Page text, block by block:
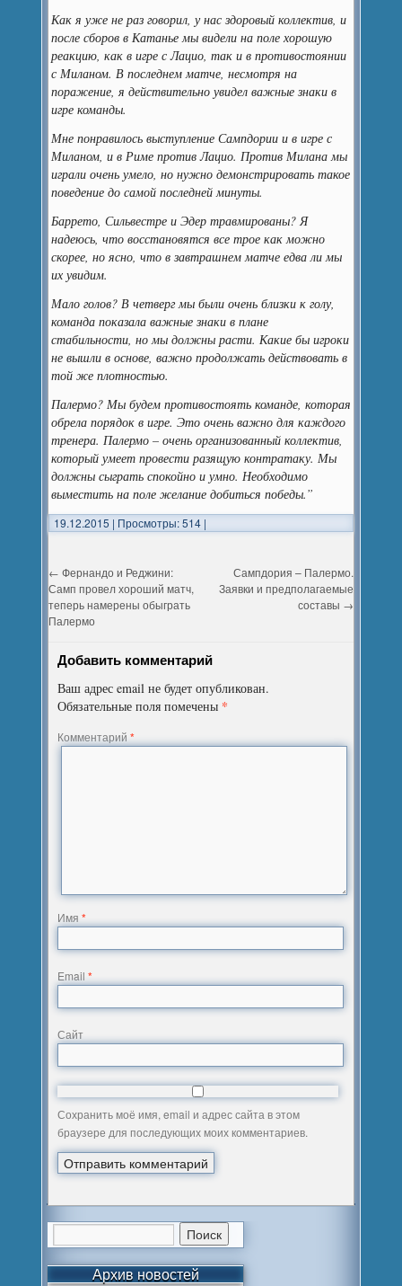
Как я уже не раз говорил, у нас здоровый коллектив, и
после сборов в Катанье мы видели на поле хорошую
реакцию, как в игре с Лацио, так и в противостоянии
с Миланом. В последнем матче, несмотря на
поражение, я действительно увидел важные знаки в
игре команды.
Мне понравилось выступление Сампдории и в игре с
Миланом, и в Риме против Лацио. Против Милана мы
играли очень умело, но нужно демонстрировать такое
поведение до самой последней минуты.
Баррето, Сильвестре и Эдер травмированы? Я
надеюсь, что восстановятся все трое как можно
скорее, но ясно, что в завтрашнем матче едва ли мы
их увидим.
Мало голов? В четверг мы были очень близки к голу,
команда показала важные знаки в плане
стабильности, но мы должны расти. Какие бы игроки
не вышли в основе, важно продолжать действовать в
той же плотностью.
Палермо? Мы будем противостоять команде, которая
обрела порядок в игре. Это очень важно для каждого
тренера. Палермо – очень организованный коллектив,
который умеет провести разящую контратаку. Мы
должны сыграть спокойно и умно. Необходимо
выместить на поле желание добиться победы.”
19.12.2015 | Просмотры: 514 |
← Фернандо и Реджини:
Самп провел хороший матч,
теперь намерены обыграть
Палермо
Сампдория – Палермо.
Заявки и предполагаемые
составы →
Добавить комментарий
Ваш адрес email не будет опубликован.
Обязательные поля помечены *
Комментарий*
Имя*
Email*
Сайт
Сохранить моё имя, email и адрес сайта в этом
браузере для последующих моих комментариев.
Архив новостей